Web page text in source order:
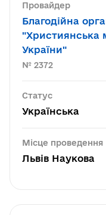
Провайдер
Благодійна
"Християнська
України"
№ 2372
Статус
Українська
Місце проведення
Львів Наукова